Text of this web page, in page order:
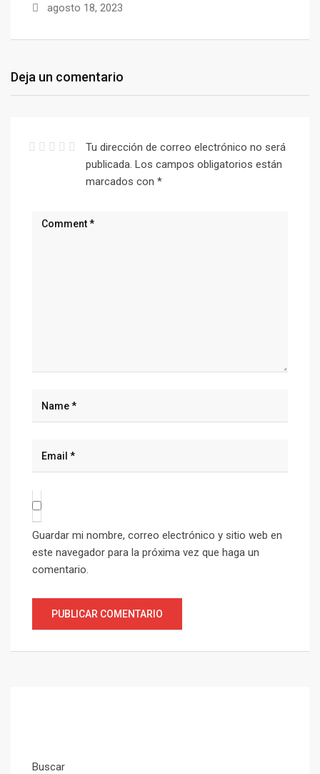
agosto 18, 2023
Deja un comentario
Tu dirección de correo electrónico no será
publicada. Los campos obligatorios están
marcados con *
Guardar mi nombre, correo electrónico y sitio web en
este navegador para la próxima vez que haga un
comentario.
Buscar